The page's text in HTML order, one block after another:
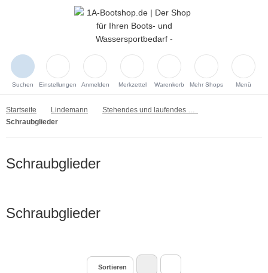
Suchen Einstellungen Anmelden Merkzettel Warenkorb Mehr Shops Menü
Startseite Lindemann
Stehendes und laufendes Gut
Schraubglieder
Schraubglieder
Schraubglieder
Sortieren